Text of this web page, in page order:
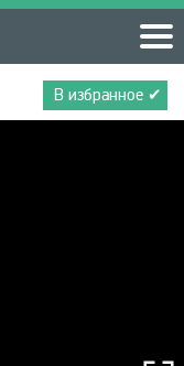
В избранное ✔